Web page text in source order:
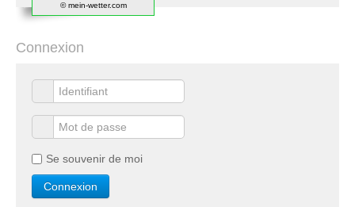
© mein-wetter.com
Connexion
Se souvenir de moi